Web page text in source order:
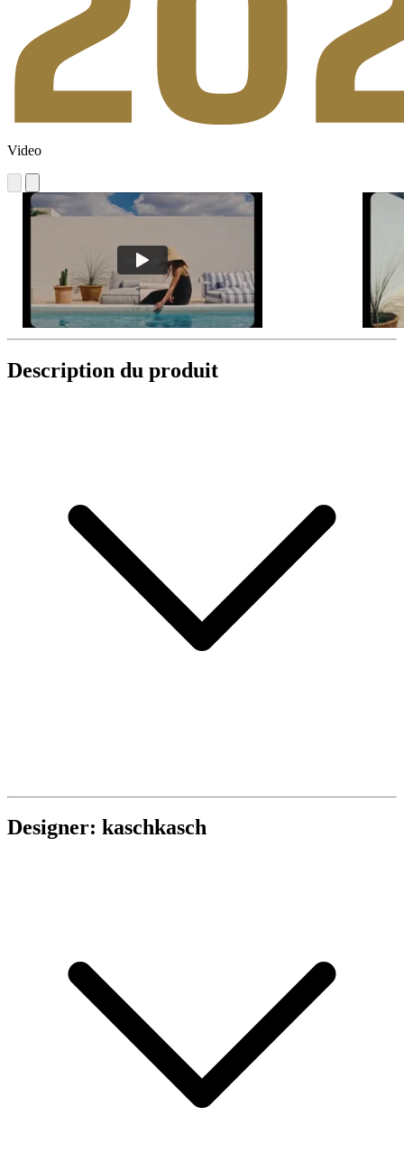
Video
Description du produit
Designer: kaschkasch